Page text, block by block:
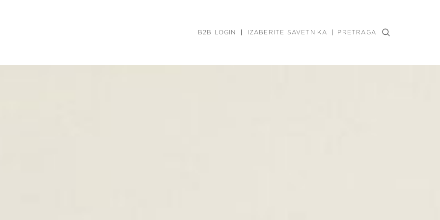
B2B LOGIN IZABERITE SAVETNIKA PRETRAGA